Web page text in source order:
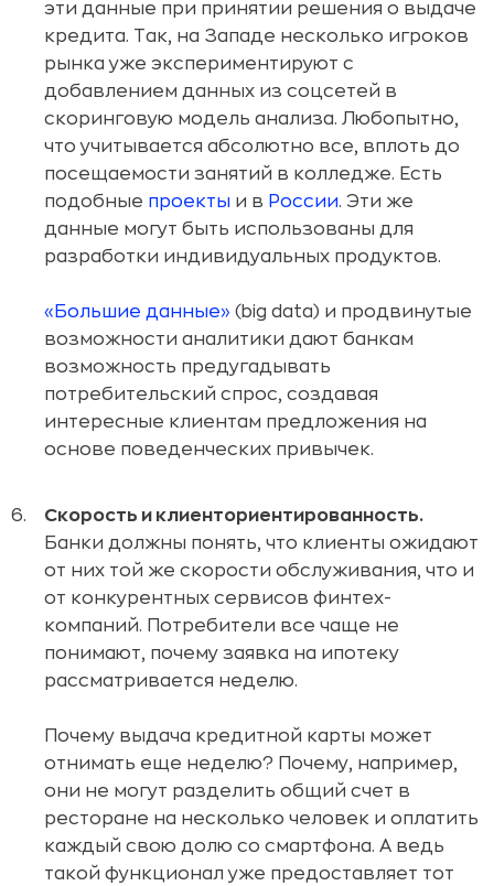
эти данные при принятии решения о выдаче
кредита. Так, на Западе несколько игроков
рынка уже экспериментируют с
добавлением данных из соцсетей в
скоринговую модель анализа. Любопытно,
что учитывается абсолютно все, вплоть до
посещаемости занятий в колледже. Есть
подобные проекты и в России. Эти же
данные могут быть использованы для
разработки индивидуальных продуктов.
«Большие данные» (big data) и продвинутые
возможности аналитики дают банкам
возможность предугадывать
потребительский спрос, создавая
интересные клиентам предложения на
основе поведенческих привычек.
Скорость и клиенториентированность.
Банки должны понять, что клиенты ожидают
от них той же скорости обслуживания, что и
от конкурентных сервисов финтех-
компаний. Потребители все чаще не
понимают, почему заявка на ипотеку
рассматривается неделю.
Почему выдача кредитной карты может
отнимать еще неделю? Почему, например,
они не могут разделить общий счет в
ресторане на несколько человек и оплатить
каждый свою долю со смартфона. А ведь
такой функционал уже предоставляет тот